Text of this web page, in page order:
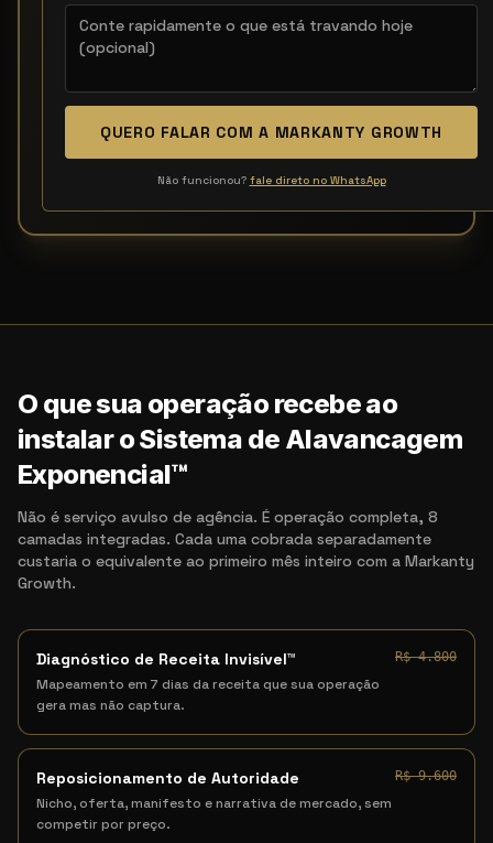
QUERO FALAR COM A MARKANTY GROWTH
Não funcionou? fale direto no WhatsApp
O que sua operação recebe ao
instalar o Sistema de Alavancagem
Exponencial™
Não é serviço avulso de agência. É operação completa, 8
camadas integradas. Cada uma cobrada separadamente
custaria o equivalente ao primeiro mês inteiro com a Markanty
Growth.
Diagnóstico de Receita Invisível™
Mapeamento em 7 dias da receita que sua operação
gera mas não captura.
R$ 4.800
Reposicionamento de Autoridade
Nicho, oferta, manifesto e narrativa de mercado, sem
competir por preço.
R$ 9.600